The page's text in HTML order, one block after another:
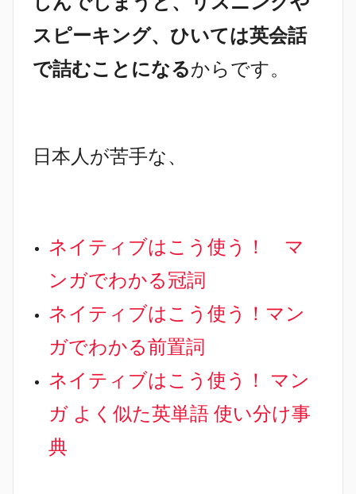
スピーキング、ひいては英会話
で詰むことになるからです。
日本人が苦手な、
ネイティブはこう使う！ マ
ンガでわかる冠詞
ネイティブはこう使う！マン
ガでわかる前置詞
ネイティブはこう使う！ マン
ガ よく似た英単語 使い分け事
典